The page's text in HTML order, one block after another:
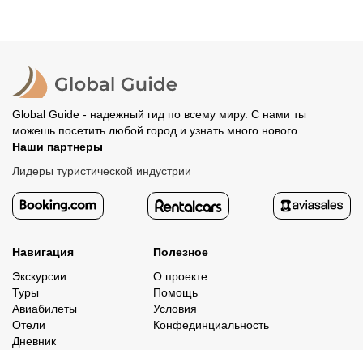
организатору напрямую не требуется.
Global Guide - надежный гид по всему миру. С нами ты
можешь посетить любой город и узнать много нового.
Наши партнеры
Лидеры туристической индустрии
Навигация
Экскурсии
Туры
Авиабилеты
Отели
Дневник
Полезное
О проекте
Помощь
Условия
Конфединциальность